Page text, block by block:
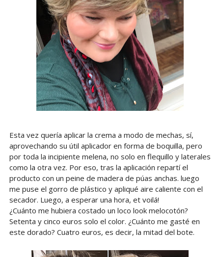
Esta vez quería aplicar la crema a modo de mechas, sí,
aprovechando su útil aplicador en forma de boquilla, pero
por toda la incipiente melena, no solo en flequillo y laterales
como la otra vez. Por eso, tras la aplicación repartí el
producto con un peine de madera de púas anchas. luego
me puse el gorro de plástico y apliqué aire caliente con el
secador. Luego, a esperar una hora, et voilá!
¿Cuánto me hubiera costado un loco look melocotón?
Setenta y cinco euros solo el color. ¿Cuánto me gasté en
este dorado? Cuatro euros, es decir, la mitad del bote.